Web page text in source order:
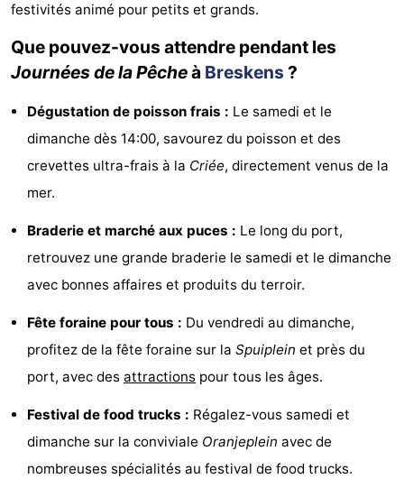
Resort
Nieuwvliet-
Bad
Waterdunen
-
Zonneweelde
-
Zwinhoeve
Hôtels
Last
minutes
Plages
Voir
faire
Lieux
d'intérêt
-
Musées
Moulins
festivités animé pour petits et grands.
Que pouvez-vous attendre pendant les
Journées de la Pêcheà Breskens ?
Dégustation de poisson frais : Le samedi et le
dimanche dès 14:00, savourez du poisson et des
crevettes ultra-frais à la Criée, directement venus de la
mer.
Braderie et marché aux puces : Le long du port,
retrouvez une grande braderie le samedi et le dimanche
avec bonnes affaires et produits du terroir.
Fête foraine pour tous : Du vendredi au dimanche,
profitez de la fête foraine sur la Spuiplein et près du
port, avec des attractions pour tous les âges.
Festival de food trucks : Régalez-vous samedi et
dimanche sur la conviviale Oranjeplein avec de
nombreuses spécialités au festival de food trucks.